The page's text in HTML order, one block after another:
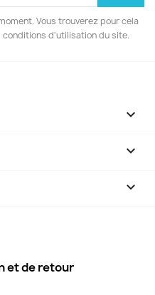
Vous trouverez pour cela
d'utilisation du site.


keyboard_arrow_down
et de retour